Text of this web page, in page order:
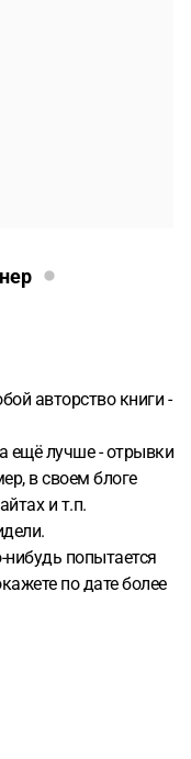
авторство книги -
ещё лучше - отрывки
в своем блоге
и т.п.
попытается
по дате более